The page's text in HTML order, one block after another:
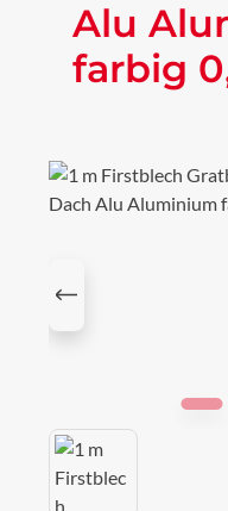
Alu
farbig
Bildergalerie